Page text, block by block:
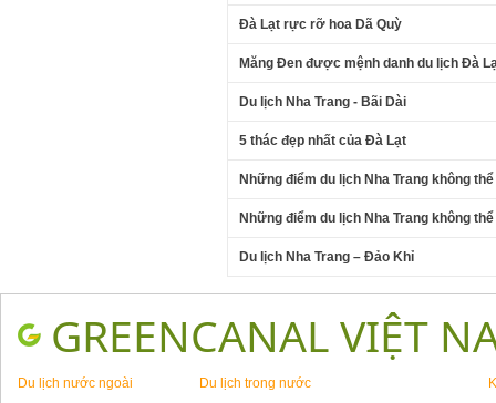
Đà Lạt rực rỡ hoa Dã Quỳ
Măng Đen được mệnh danh du lịch Đà
Du lịch Nha Trang - Bãi Dài
5 thác đẹp nhất của Đà Lạt
Những điểm du lịch Nha Trang không
Những điểm du lịch Nha Trang không
Du lịch Nha Trang – Đảo Khỉ
GREENCANAL VIỆT
Du lịch nước ngoài Du lịch trong nước